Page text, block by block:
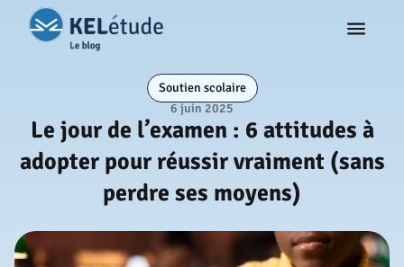
Soutien scolaire
6 juin 2025
Le jour de l’examen : 6 attitudes à
adopter pour réussir vraiment (sans
perdre ses moyens)